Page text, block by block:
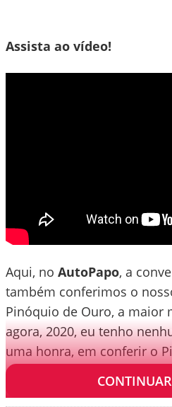
Assista ao vídeo!
Aqui, no AutoPapo, a
também conferimos o
Pinóquio de Ouro, a maior
agora, 2020, eu tenho
uma honra, em conferir o
o Militec.